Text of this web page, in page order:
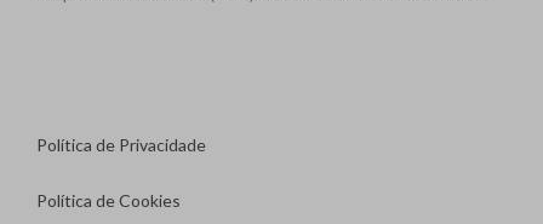
Política de Privacidade
Política de Cookies